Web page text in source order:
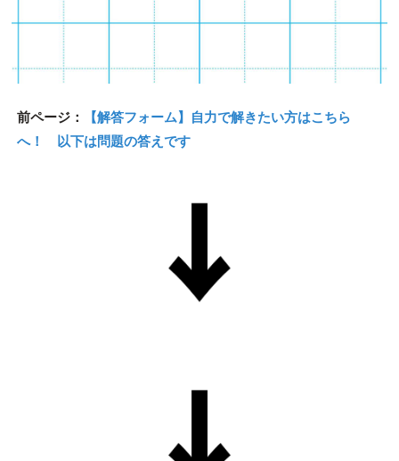
前ページ：
【解答フォーム】自力で解きたい方はこちら
へ！ 以下は問題の答えです